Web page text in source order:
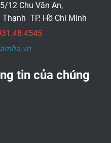
12 Chu Văn An,
TP. Hồ Chí Minh
tin của chúng